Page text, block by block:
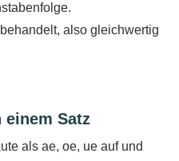
also gleichwertig
Satz
als ae, oe, ue auf und